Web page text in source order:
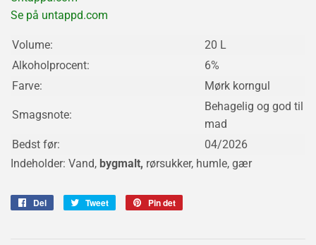
Se på untappd.com
Volume:
20 L
Alkoholprocent:
6%
Farve:
Mørk korngul
Smagsnote:
Behagelig og god til
mad
Bedst før:
04/2026
Indeholder: Vand, bygmalt, rørsukker, humle, gær
Del Tweet
Tweet
Pin det